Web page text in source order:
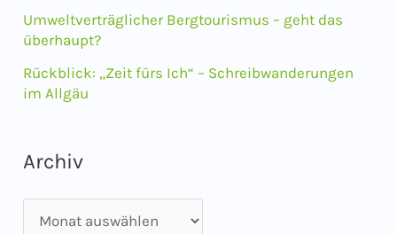
:
Umweltverträglicher Bergtourismus – geht das
überhaupt?
Rückblick: „Zeit fürs Ich“ – Schreibwanderungen
im Allgäu
Archiv